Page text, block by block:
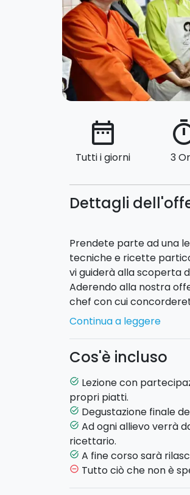
date_range
Tutti i giorni 3
Dettagli
Prendete parte ad una
tecniche e ricette
vi guiderà alla scoperta
Aderendo alla nostra
chef con cui
Potete scegliere tra due
pasta fresca fatta in casa.
- Secondi di Carne
che introdurranno i
Al termine della cooking
Durata: 3,5 ore circa.
Acquistate il
Continua a leggere
Cos'è incluso
task_alt Lezione con
propri piatti.
task_alt Degustazione finale
task_alt Ad ogni allievo verrà
ricettario.
task_alt A fine corso sarà
remove_circle_outline Tutto ciò che non è